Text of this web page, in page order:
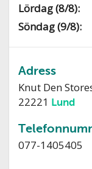
Lördag (8/8):
Söndag (9/8):
Adress
Knut Den
22221 Lund
077-1405405